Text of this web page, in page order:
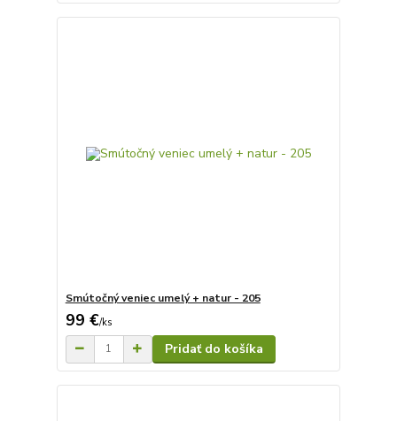
Smútočný veniec umelý + natur - 205
99 €/ks
Pridať do košíka